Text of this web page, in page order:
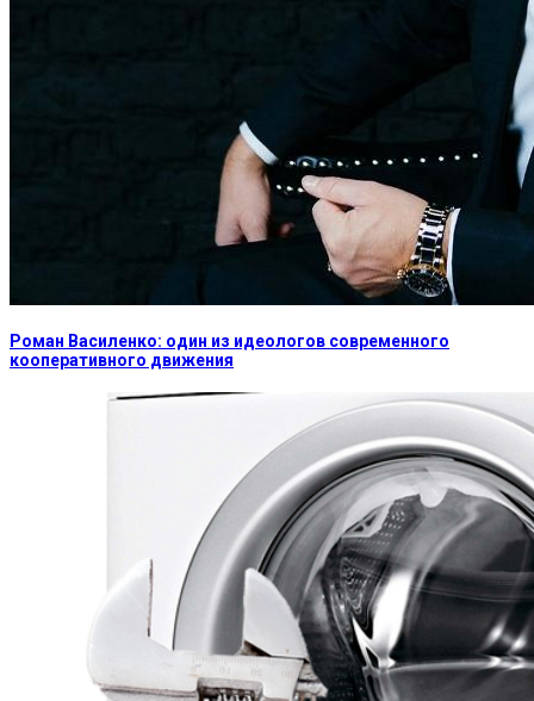
Роман Василенко: один из идеологов современного
кооперативного движения